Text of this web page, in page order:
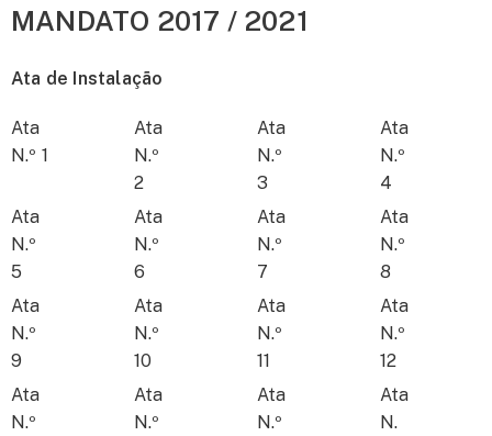
MANDATO 2017 / 2021
Ata de Instalação
Ata
N.º 1
Ata
N.º
2
Ata
N.º
3
Ata
N.º
4
Ata
N.º
5
Ata
N.º
6
Ata
N.º
7
Ata
N.º
8
Ata
N.º
9
Ata
N.º
10
Ata
N.º
11
Ata
N.º
12
Ata
N.º
Ata
N.º
Ata
N.º
Ata
N.